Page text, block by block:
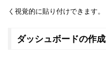
く視覚的に貼り付けできます。
ダッシュボードの作成